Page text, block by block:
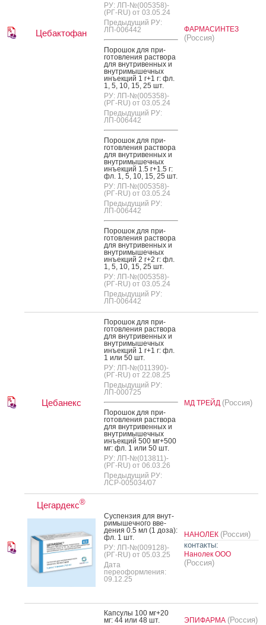
Цебактофан
РУ: ЛП-№(005358)-
(РГ-RU) от 03.05.24
Предыдущий РУ:
ЛП-006442
По­рошок для при­
готов­ле­ния рас­тво­ра
для внут­ри­вен­ных и
внут­ри­мышеч­ных
инъ­ек­ций 1 г+1 г: фл.
1, 5, 10, 15, 25 шт.
РУ: ЛП-№(005358)-
(РГ-RU) от 03.05.24
Предыдущий РУ:
ЛП-006442
По­рошок для при­
готов­ле­ния рас­тво­ра
для внут­ри­вен­ных и
внут­ри­мышеч­ных
инъ­ек­ций 1.5 г+1.5 г:
фл. 1, 5, 10, 15, 25 шт.
РУ: ЛП-№(005358)-
(РГ-RU) от 03.05.24
Предыдущий РУ:
ЛП-006442
По­рошок для при­
готов­ле­ния рас­тво­ра
для внут­ри­вен­ных и
внут­ри­мышеч­ных
инъ­ек­ций 2 г+2 г: фл.
1, 5, 10, 15, 25 шт.
РУ: ЛП-№(005358)-
(РГ-RU) от 03.05.24
Предыдущий РУ:
ЛП-006442
ФАРМАСИНТЕЗ
(Россия)
Цебанекс
По­рошок для при­
готов­ле­ния рас­тво­ра
для внут­ри­вен­ных и
внут­ри­мышеч­ных
инъ­ек­ций 1 г+1 г: фл.
1 или 50 шт.
РУ: ЛП-№(011390)-
(РГ-RU) от 22.08.25
Предыдущий РУ:
ЛП-000725
По­рошок для при­
готов­ле­ния рас­тво­ра
для внут­ри­вен­ных и
внут­ри­мышеч­ных
инъ­ек­ций 500 мг+500
мг: фл. 1 или 50 шт.
РУ: ЛП-№(013811)-
(РГ-RU) от 06.03.26
Предыдущий РУ:
ЛСР-005034/07
МД ТРЕЙД (Россия)
Цегардекс®
Сус­пензия для внут­
ри­мышеч­но­го вве­
дения 0.5 мл (1 до­за):
фл. 1 шт.
РУ: ЛП-№(009128)-
(РГ-RU) от 05.03.25
Дата
переоформления:
09.12.25
НАНОЛЕК (Россия)
контакты:
Нанолек ООО
(Россия)
Кап­су­лы 100 мг+20
мг: 44 или 48 шт.
ЭПИФАРМА (Россия)